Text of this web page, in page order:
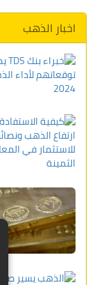
اخبار الذهب